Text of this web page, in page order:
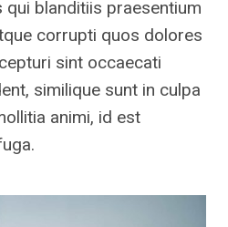
blanditiis praesentium
corrupti quos dolores
sint occaecati
similique sunt in culpa
animi, id est